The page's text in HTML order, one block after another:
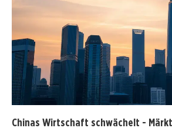
Chinas Wirtschaft schwächelt -